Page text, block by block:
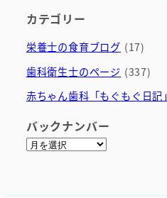
カテゴリー
栄養士の食育ブログ (17)
歯科衛生士のページ (337)
赤ちゃん歯科「もぐもぐ日記」
バックナンバー
ア